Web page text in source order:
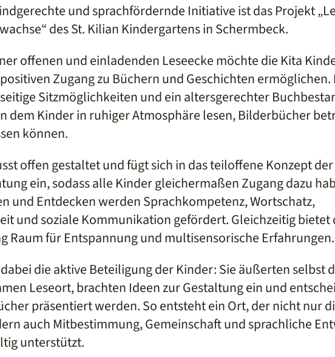
und sprachfördernde Initiative ist das Projekt
des St. Kilian Kindergartens in Schermbeck.
offenen und einladenden Leseecke möchte die Kita
Zugang zu Büchern und Geschichten ermöglichen.
Sitzmöglichkeiten und ein altersgerechter
dem Kinder in ruhiger Atmosphäre lesen, Bilderbücher
können.
offen gestaltet und fügt sich in das teiloffene Konzept der
ein, sodass alle Kinder gleichermaßen Zugang dazu
und Entdecken werden Sprachkompetenz, Wortschatz,
und soziale Kommunikation gefördert. Gleichzeitig bietet
Raum für Entspannung und multisensorische Erfahrungen.
die aktive Beteiligung der Kinder: Sie äußerten selbst
Leseort, brachten Ideen zur Gestaltung ein und
präsentiert werden. So entsteht ein Ort, der nicht nur
auch Mitbestimmung, Gemeinschaft und sprachliche
unterstützt.